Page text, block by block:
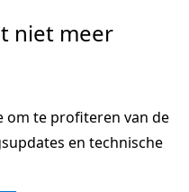
niet meer
om te profiteren van de
en technische